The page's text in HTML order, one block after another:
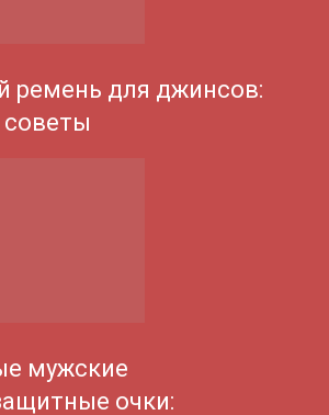
ремень для джинсов:
мужские
очки: